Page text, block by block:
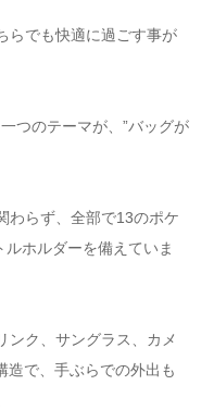
らでも快適に過ごす事が
つのテーマが、”バッグが
わらず、全部で13のポケ
ホルダーを備えていま
ンク、サングラス、カメ
造で、手ぶらでの外出も